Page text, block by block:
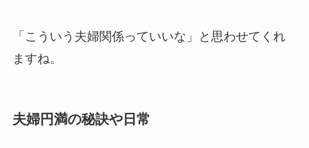
「こういう夫婦関係っていいな」と思わせてくれ
ますね。
夫婦円満の秘訣や日常